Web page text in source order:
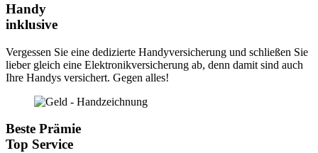
Handy
inklusive
Vergessen Sie eine dedizierte Handyversicherung und schließen Sie
lieber gleich eine Elektronikversicherung ab, denn damit sind auch
Ihre Handys versichert. Gegen alles!
Beste Prämie
Top Service